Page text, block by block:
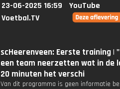
23-06-2025 16:59
YouTube
Voetbal.TV
scHeerenveen: Eerste training |
een team neerzetten wat in de
20 minuten het verschi
Van dit programma is geen informatie